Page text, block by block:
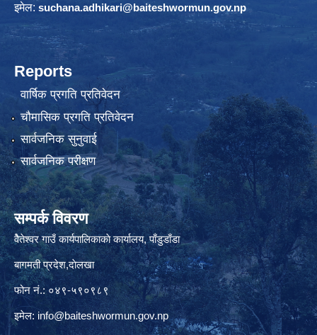
इमेल: suchana.adhikari@baiteshwormun.gov.np
Reports
वार्षिक प्रगति प्रतिवेदन
चौमासिक प्रगति प्रतिवेदन
सार्वजनिक सुनुवाई
सार्वजनिक परीक्षण
सम्पर्क विवरण
वैेतेश्वर गाउँ कार्यपालिकाकाे कार्यालय, पाँडुडाँडा
बागमती‌ प्रदेश,दाेलखा
फोन नं.: ०४९-५९०९८९
इमेल: info@baiteshwormun.gov.np